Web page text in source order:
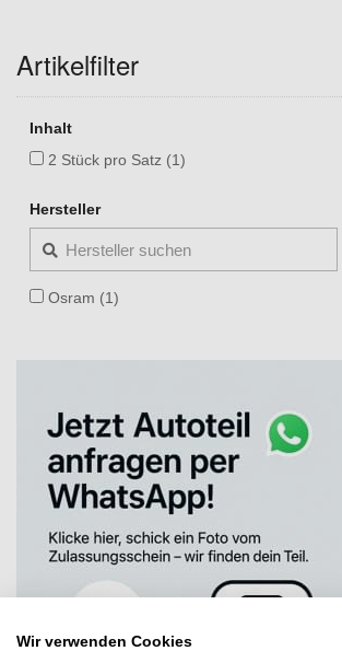
Artikelfilter
Inhalt
2 Stück pro Satz (1)
Hersteller
Osram (1)
Wir verwenden Cookies